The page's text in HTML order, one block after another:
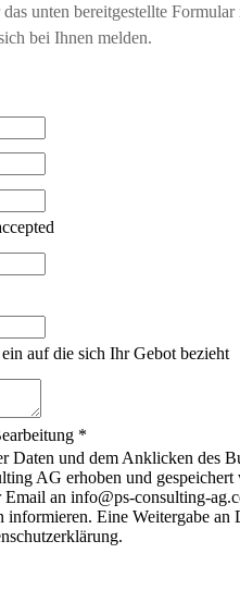
unten bereitgestellte
bei Ihnen melden.
auf die sich Ihr Gebot bezieht
*
Daten und dem Anklicken des
AG erhoben und
an info@ps-consulting-
informieren. Eine Weitergabe